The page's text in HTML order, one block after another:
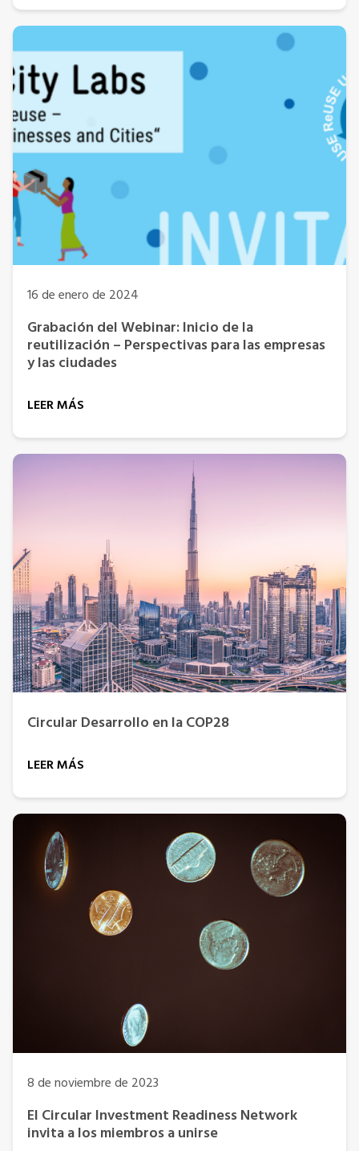
16 de enero de 2024
Grabación del Webinar: Inicio de la
reutilización – Perspectivas para las empresas
y las ciudades
LEER MÁS
Circular Desarrollo en la COP28
LEER MÁS
8 de noviembre de 2023
El Circular Investment Readiness Network
invita a los miembros a unirse